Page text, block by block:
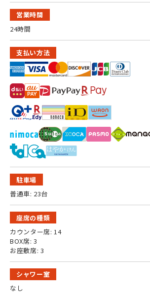
営業時間
24時間
支払い方法
駐車場
普通車: 23台
座席の種類
カウンター席: 14
BOX席: 3
お座敷席: 3
シャワー室
なし